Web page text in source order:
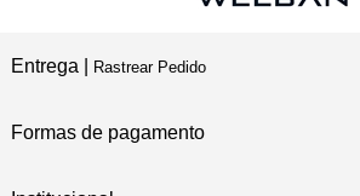
Entrega | Rastrear Pedido
Formas de pagamento